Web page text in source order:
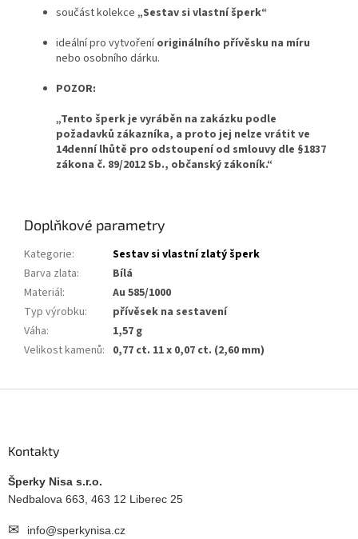
součást kolekce „Sestav si vlastní šperk“
ideální pro vytvořeníoriginálního přívěsku na míru
nebo osobního dárku.
POZOR:
„Tento šperk je vyráběn na zakázku podle
požadavků zákazníka, a proto jej nelze vrátit ve
14denní lhůtě pro odstoupení od smlouvy dle §1837
zákona č. 89/2012 Sb., občanský zákoník.“
Doplňkové parametry
Kategorie:
Sestav si vlastní zlatý šperk
Barva zlata:
Bílá
Materiál:
Au 585/1000
Typ výrobku:
přívěsek na sestavení
Váha:
1,57 g
Velikost kamenů: 0,77 ct. 11 x 0,07 ct. (2,60 mm)
Kontakty
Šperky Nisa s.r.o.
Nedbalova 663, 463 12 Liberec 25
✉ info@sperkynisa.cz